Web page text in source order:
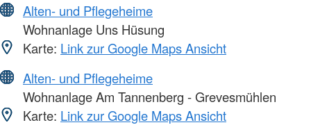
Alten- und Pflegeheime
Wohnanlage Uns Hüsung
Karte: Link zur Google Maps Ansicht
Alten- und Pflegeheime
Wohnanlage Am Tannenberg - Grevesmühlen
Karte: Link zur Google Maps Ansicht